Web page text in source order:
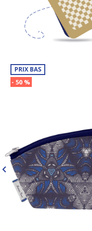
PRIX BAS
- 50 %